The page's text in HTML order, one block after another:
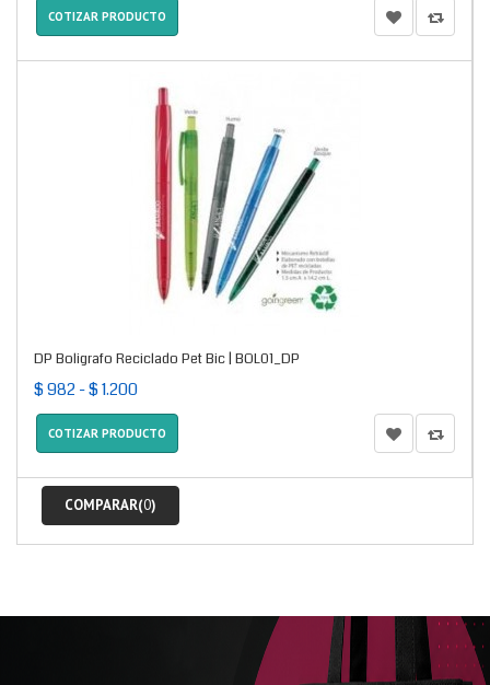
COTIZAR PRODUCTO
DP Boligrafo Reciclado Pet Bic | BOL01_DP
$ 982 - $ 1.200
COTIZAR PRODUCTO
COMPARAR(0)